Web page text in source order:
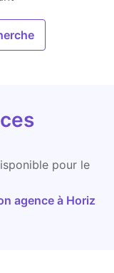
pour le
agence à Horiz